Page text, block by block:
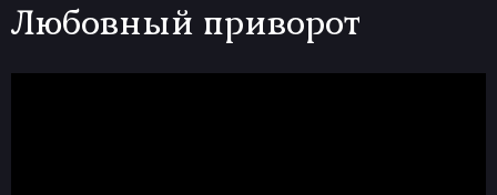
Любовный приворот